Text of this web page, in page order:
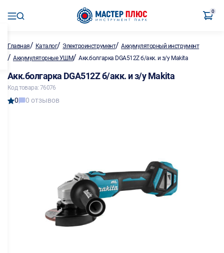
0
Главная/ Каталог/ Электроинструмент/Аккумуляторный инструмент
/ Аккумуляторные УШМ/Акк.болгарка DGA512Z б/акк. и з/у Makita
Акк.болгарка DGA512Z б/акк. и з/у Makita
Код товара: 76076
0 0 отзывов